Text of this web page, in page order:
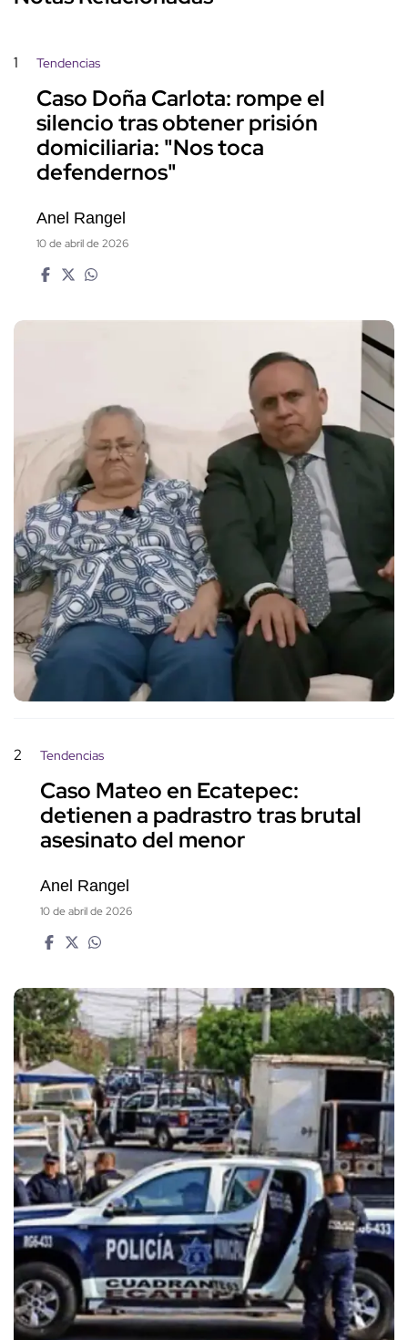
1 Tendencias
Caso Doña Carlota: rompe el
silencio tras obtener prisión
domiciliaria: "Nos toca
defendernos"
Anel Rangel
10 de abril de 2026
2 Tendencias
Caso Mateo en Ecatepec:
detienen a padrastro tras brutal
asesinato del menor
Anel Rangel
10 de abril de 2026